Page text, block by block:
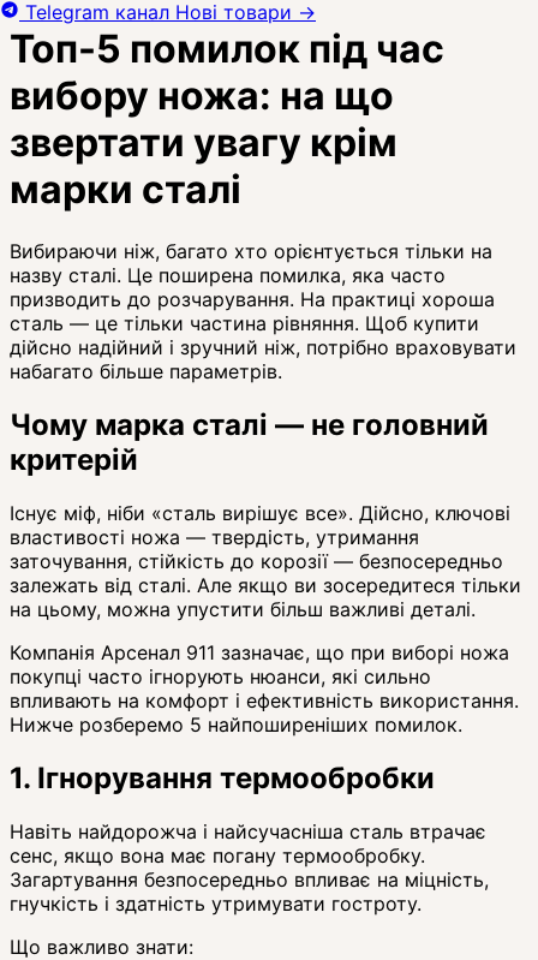
Топ-5 помилок під час
вибору ножа: на що
звертати увагу крім
марки сталі
Вибираючи ніж, багато хто орієнтується тільки на
назву сталі. Це поширена помилка, яка часто
призводить до розчарування. На практиці хороша
сталь — це тільки частина рівняння. Щоб купити
дійсно надійний і зручний ніж, потрібно враховувати
набагато більше параметрів.
Чому марка сталі — не головний
критерій
Існує міф, ніби «сталь вирішує все». Дійсно, ключові
властивості ножа — твердість, утримання
заточування, стійкість до корозії — безпосередньо
залежать від сталі. Але якщо ви зосередитеся тільки
на цьому, можна упустити більш важливі деталі.
Компанія Арсенал 911 зазначає, що при виборі ножа
покупці часто ігнорують нюанси, які сильно
впливають на комфорт і ефективність використання.
Нижче розберемо 5 найпоширеніших помилок.
1. Ігнорування термообробки
Навіть найдорожча і найсучасніша сталь втрачає
сенс, якщо вона має погану термообробку.
Загартування безпосередньо впливає на міцність,
гнучкість і здатність утримувати гостроту.
Що важливо знати:
Telegram канал Нові товари →